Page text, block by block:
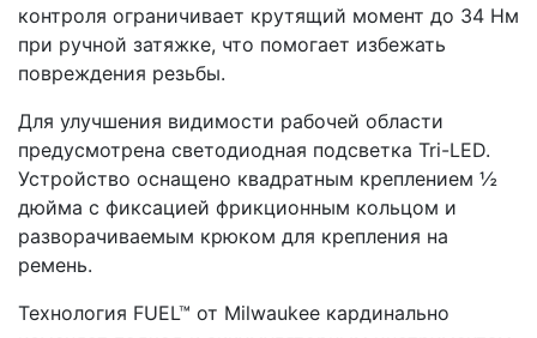
контроля ограничивает крутящий момент до 34 Нм
при ручной затяжке, что помогает избежать
повреждения резьбы.
Для улучшения видимости рабочей области
предусмотрена светодиодная подсветка Tri-LED.
Устройство оснащено квадратным креплением ½
дюйма с фиксацией фрикционным кольцом и
разворачиваемым крюком для крепления на
ремень.
Технология FUEL™ от Milwaukee кардинально